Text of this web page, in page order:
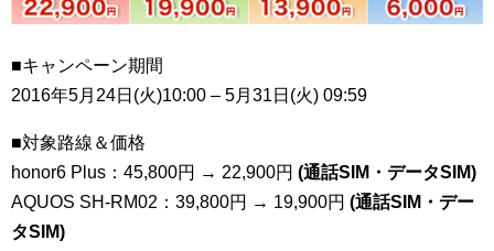
■キャンペーン期間
2016年5月24日(火)10:00 – 5月31日(火) 09:59
■対象路線＆価格
honor6 Plus：45,800円 → 22,900円 (通話SIM・データSIM)
AQUOS SH-RM02：39,800円 → 19,900円 (通話SIM・デー
タSIM)